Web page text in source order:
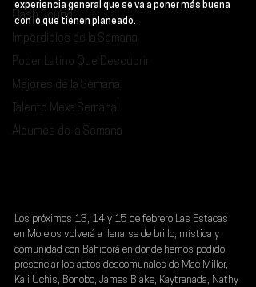
Flash Round
Imperdibles de la Semana
Poder Latino Que Descubrir
Mejores de la Semana
Talento Mexa Semanal
Álbumes de la Semana
experiencia general que se va a poner más buena
con lo que tienen planeado.
Los próximos 13, 14 y 15 de febrero Las Estacas
en Morelos volverá a llenarse de brillo, mística y
comunidad con Bahidorá en donde hemos podido
presenciar los actos descomunales de Mac Miller,
Kali Uchis, Bonobo, James Blake, Kaytranada, Nathy